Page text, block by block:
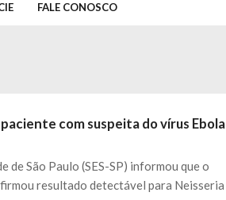
FALE CONOSCO
com suspeita do vírus Ebola
de São Paulo (SES-SP) informou que o
resultado detectável para Neisseria